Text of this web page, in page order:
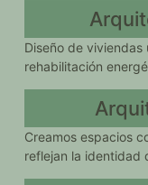
Diseño de viviendas
rehabilitación
Creamos espacios
reflejan la identidad